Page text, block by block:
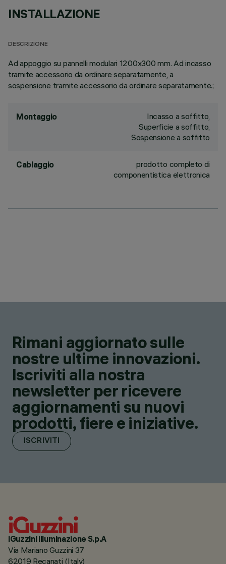
INSTALLAZIONE
DESCRIZIONE
Ad appoggio su pannelli modulari 1200x300 mm. Ad incasso
tramite accessorio da ordinare separatamente, a
sospensione tramite accessorio da ordinare separatamente.;
Montaggio
Incasso a soffitto,
Superficie a soffitto,
Sospensione a soffitto
Cablaggio
prodotto completo di
componentistica elettronica
Rimani aggiornato sulle
nostre ultime innovazioni.
Iscriviti alla nostra
newsletter per ricevere
aggiornamenti su nuovi
prodotti, fiere e iniziative.
ISCRIVITI
iGuzzini illuminazione S.p.A
Via Mariano Guzzini 37
62019 Recanati (Italy)